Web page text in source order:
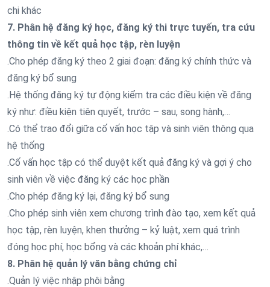
chi khác
7. Phân hệ đăng ký học, đăng ký thi trực tuyến, tra cứu
thông tin về kết quả học tập, rèn luyện
.Cho phép đăng ký theo 2 giai đoạn: đăng ký chính thức và
đăng ký bổ sung
.Hệ thống đăng ký tự động kiểm tra các điều kiện về đăng
ký như: điều kiện tiên quyết, trước – sau, song hành,…
.Có thể trao đổi giữa cố vấn học tập và sinh viên thông qua
hệ thống
.Cố vấn học tập có thể duyệt kết quả đăng ký và gợi ý cho
sinh viên về việc đăng ký các học phần
.Cho phép đăng ký lại, đăng ký bổ sung
.Cho phép sinh viên xem chương trình đào tạo, xem kết quả
học tập, rèn luyện, khen thưởng – kỷ luật, xem quá trình
đóng học phí, học bổng và các khoản phí khác,…
8. Phân hệ quản lý văn bằng chứng chỉ
.Quản lý việc nhập phôi bằng